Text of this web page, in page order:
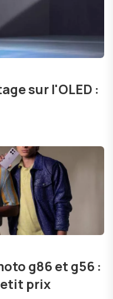
sur l'OLED :
g86 et g56 :
prix